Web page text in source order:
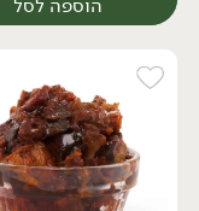
הוספה לסל